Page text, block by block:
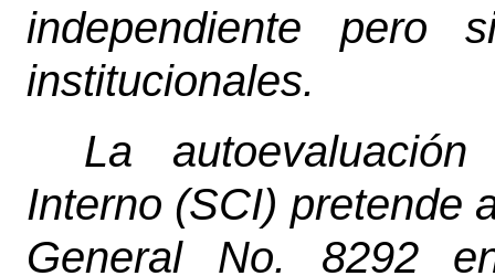
independiente pero
institucionales.
La
Interno (SCI) pretende
General No. 8292